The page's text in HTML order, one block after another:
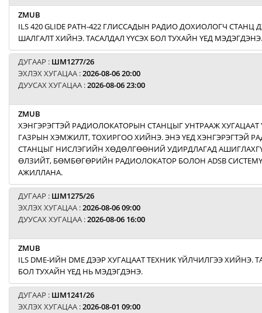
ZMUB
ILS 420 GLIDE PATH-422 ГЛИССАДЫН РАДИО ДОХИОЛОГЧ СТАНЦ
ШАЛГАЛТ ХИЙНЭ. ТАСАЛДАЛ ҮҮСЭХ БОЛ ТУХАЙН ҮЕД МЭДЭГДЭНЭ.
ДУГААР : ШМ1277/26
ЭХЛЭХ ХУГАЦАА :2026-08-06 20:00
ДУУСАХ ХУГАЦАА :2026-08-06 23:00
ZMUB
ХЭНГЭРЭГТЭЙ РАДИОЛОКАТОРЫН СТАНЦЫГ УНТРААЖ ХУГАЦААТ
ГАЗРЫН ХЭМЖИЛТ, ТОХИРГОО ХИЙНЭ. ЭНЭ ҮЕД ХЭНГЭРЭГТЭЙ
СТАНЦЫГ НИСЛЭГИЙН ХӨДӨЛГӨӨНИЙ УДИРДЛАГАД
ӨЛЗИЙТ, БӨМБӨГӨРИЙН РАДИОЛОКАТОР БОЛОН ADSB
АЖИЛЛАНА.
ДУГААР : ШМ1275/26
ЭХЛЭХ ХУГАЦАА :2026-08-06 09:00
ДУУСАХ ХУГАЦАА :2026-08-06 16:00
ZMUB
ILS DME-ИЙН DME ДЭЭР ХУГАЦААТ ТЕХНИК ҮЙЛЧИЛГЭЭ ХИЙНЭ.
БОЛ ТУХАЙН ҮЕД НЬ МЭДЭГДЭНЭ.
ДУГААР : ШМ1241/26
ЭХЛЭХ ХУГАЦАА :2026-08-01 09:00